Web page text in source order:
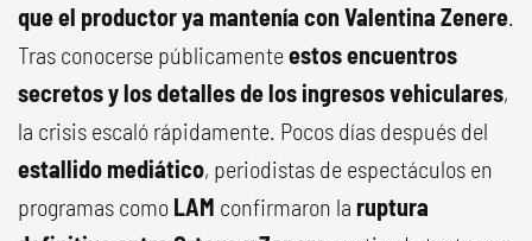
que el productor ya mantenía con Valentina Zenere.
Tras conocerse públicamenteestos encuentros
secretos y los detalles de los ingresos vehiculares,
la crisis escaló rápidamente. Pocos días después del
estallido mediático, periodistas de espectáculos en
programas como LAM confirmaron la ruptura